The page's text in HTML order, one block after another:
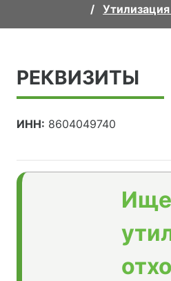
РЕКВИЗИТЫ
ИНН: 8604049740